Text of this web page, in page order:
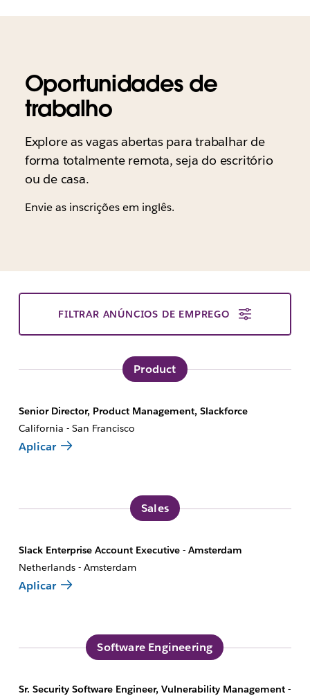
Oportunidades de
trabalho
Explore as vagas abertas para trabalhar de
forma totalmente remota, seja do escritório
ou de casa.
Envie as inscrições em inglês.
FILTRAR ANÚNCIOS DE EMPREGO
Product
Senior Director, Product Management, Slackforce
California - San Francisco
Aplicar
Sales
Slack Enterprise Account Executive - Amsterdam
Netherlands - Amsterdam
Aplicar
Software Engineering
Sr. Security Software Engineer, Vulnerability Management -